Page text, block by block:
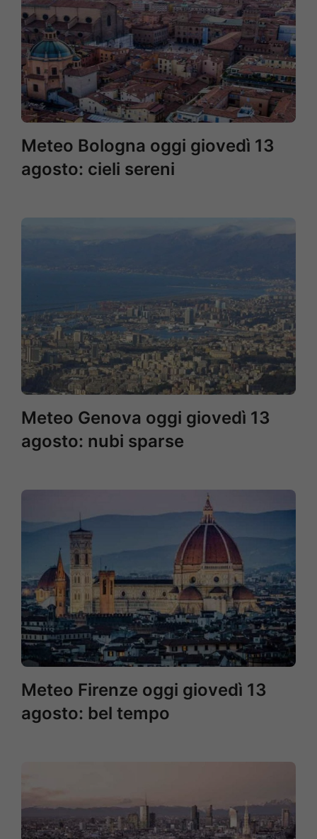
Meteo Bologna oggi giovedì 13
agosto: cieli sereni
Meteo Genova oggi giovedì 13
agosto: nubi sparse
Meteo Firenze oggi giovedì 13
agosto: bel tempo